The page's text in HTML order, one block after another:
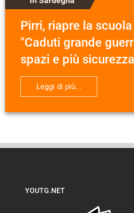
Pirri, riapre la
"Caduti grande
spazi e più sicurezza
Leggi di più...
YOUTG.NET